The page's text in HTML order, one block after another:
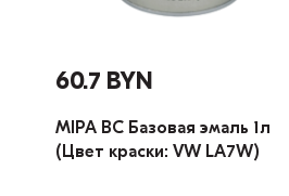
60.7 BYN
MIPA BC Базовая эмаль 1л
(Цвет краски: VW LA7W)